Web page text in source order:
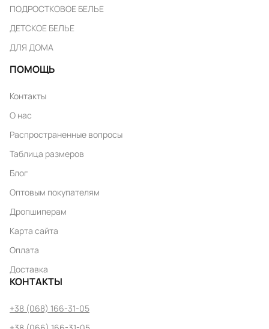
ПОДРОСТКОВОЕ БЕЛЬЕ
ДЕТСКОЕ БЕЛЬЕ
ДЛЯ ДОМА
ПОМОЩЬ
Контакты
О нас
Распространенные вопросы
Таблица размеров
Блог
Оптовым покупателям
Дропшиперам
Карта сайта
Оплата
Доставка
КОНТАКТЫ
+38 (068) 166-31-05